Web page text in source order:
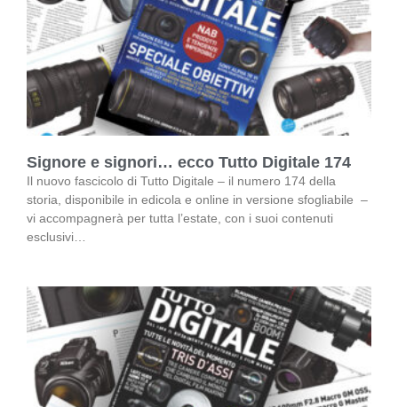
Signore e signori… ecco Tutto Digitale 174
Il nuovo fascicolo di Tutto Digitale – il numero 174 della
storia, disponibile in edicola e online in versione sfogliabile –
vi accompagnerà per tutta l’estate, con i suoi contenuti
esclusivi…